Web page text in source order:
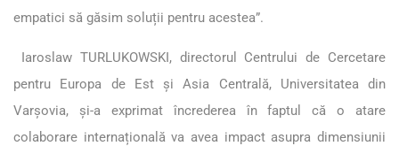
empatici să găsim soluții pentru acestea”.
Iaroslaw TURLUKOWSKI, directorul Centrului de Cercetare
pentru Europa de Est și Asia Centrală, Universitatea din
Varșovia, și-a exprimat încrederea în faptul că o atare
colaborare internațională va avea impact asupra dimensiunii